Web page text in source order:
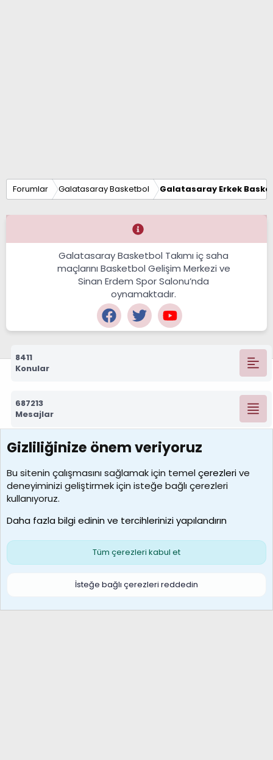
Forumlar Galatasaray Basketbol Galatasaray Erkek
Galatasaray Basketbol Takımı iç saha
maçlarını Basketbol Gelişim Merkezi ve
Sinan Erdem Spor Salonu’nda
oynamaktadır.
8411
Konular
687213
Mesajlar
7388
Kullanıcılar
borabekirogluu
Son üye
Çerezler
S
Gizliliğinize önem veriyoruz
Bu sitenin çalışmasını sağlamak için temelçerezlerive
deneyiminizi geliştirmek için isteğe bağlı çerezleri
kullanıyoruz.
Daha fazla bilgi edinin ve tercihlerinizi yapılandırın
Tüm çerezleri kabul et
İsteğe bağlı çerezleri reddedin